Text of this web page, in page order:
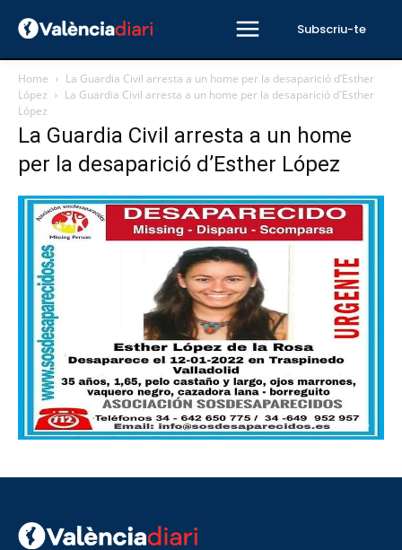
Subscriu-te
Home
La Guardia Civil arresta a un home per la desaparició d’Esther
López
La Guardia Civil arresta a un home per la desaparició d'Esther
López
La Guardia Civil arresta a un home
per la desaparició d’Esther López